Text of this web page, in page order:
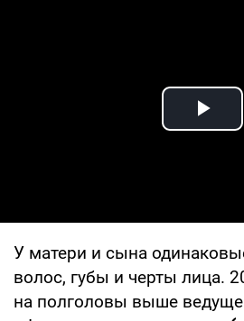
У матери и сына
волос, губы и черты лица.
на полголовы выше